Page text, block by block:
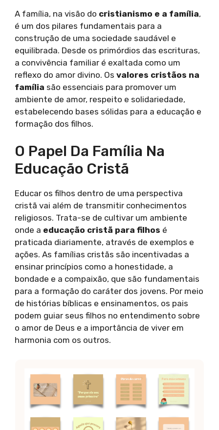
A família, na visão do cristianismo e a família,
é um dos pilares fundamentais para a
construção de uma sociedade saudável e
equilibrada. Desde os primórdios das escrituras,
a convivência familiar é exaltada como um
reflexo do amor divino. Os valores cristãos na
família são essenciais para promover um
ambiente de amor, respeito e solidariedade,
estabelecendo bases sólidas para a educação e
formação dos filhos.
O Papel Da Família Na
Educação Cristã
Educar os filhos dentro de uma perspectiva
cristã vai além de transmitir conhecimentos
religiosos. Trata-se de cultivar um ambiente
onde a educação cristã para filhos é
praticada diariamente, através de exemplos e
ações. As famílias cristãs são incentivadas a
ensinar princípios como a honestidade, a
bondade e a compaixão, que são fundamentais
para a formação do caráter dos jovens. Por meio
de histórias bíblicas e ensinamentos, os pais
podem guiar seus filhos no entendimento sobre
o amor de Deus e a importância de viver em
harmonia com os outros.